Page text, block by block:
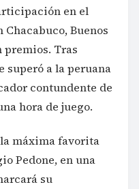
en el
Chacabuco, Buenos
premios. Tras
a la peruana
contundente de
hora de juego.
máxima favorita
Pedone, en una
su